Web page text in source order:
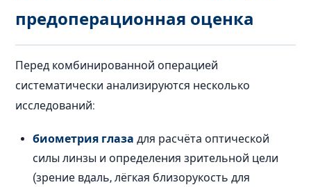
предоперационная оценка
Перед комбинированной операцией
систематически анализируются несколько
исследований:
биометрия глаза для расчёта оптической
силы линзы и определения зрительной цели
(зрение вдаль, лёгкая близорукость для